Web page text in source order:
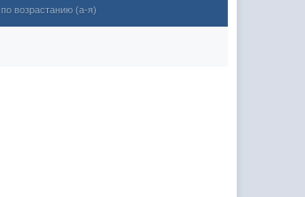
по возрастанию (а-я)